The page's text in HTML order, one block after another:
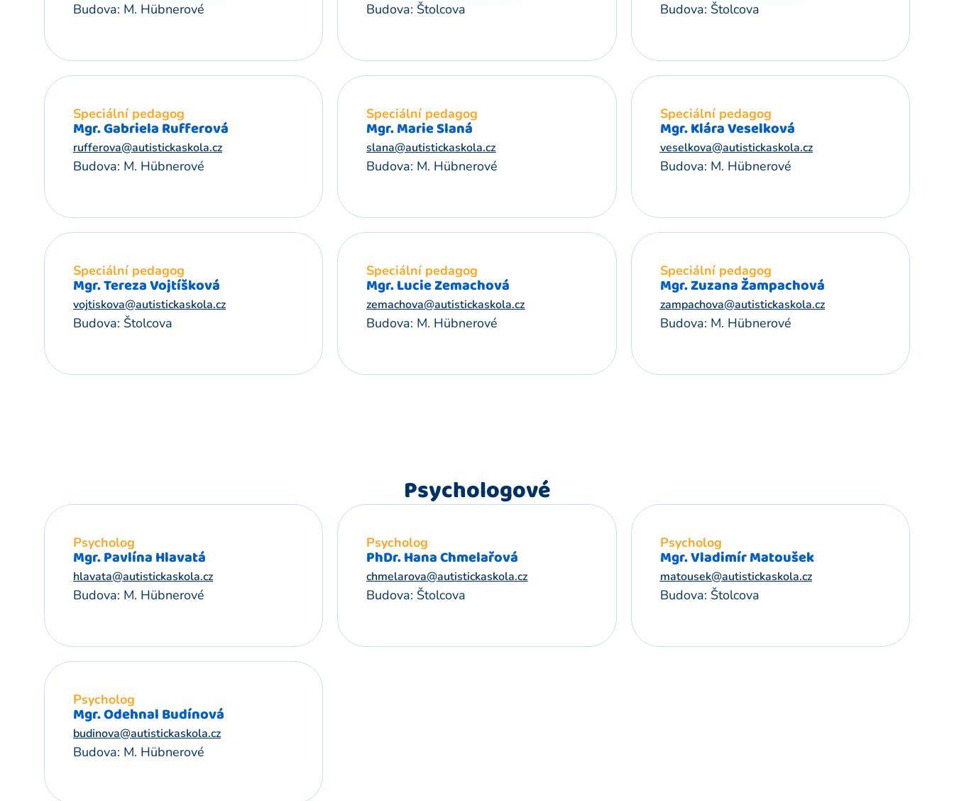
Budova: M. Hübnerové Budova: Štolcova Budova: Štolcova
Speciální pedagog
Mgr. Gabriela Rufferová
rufferova@autistickaskola.cz
Budova: M. Hübnerové
Speciální pedagog
Mgr. Marie Slaná
slana@autistickaskola.cz
Budova: M. Hübnerové
Speciální pedagog
Mgr. Klára Veselková
veselkova@autistickaskola.cz
Budova: M. Hübnerové
Speciální pedagog
Mgr. Tereza Vojtíšková
vojtiskova@autistickaskola.cz
Budova: Štolcova
Speciální pedagog
Mgr. Lucie Zemachová
zemachova@autistickaskola.cz
Budova: M. Hübnerové
Speciální pedagog
Mgr. Zuzana Žampachová
zampachova@autistickaskola.cz
Budova: M. Hübnerové
Psychologové
Psycholog
Mgr. Pavlína Hlavatá
hlavata@autistickaskola.cz
Budova: M. Hübnerové
Psycholog
PhDr. Hana Chmelařová
chmelarova@autistickaskola.cz
Budova: Štolcova
Psycholog
Mgr. Vladimír Matoušek
matousek@autistickaskola.cz
Budova: Štolcova
Psycholog
Mgr. Odehnal Budínová
budinova@autistickaskola.cz
Budova: M. Hübnerové